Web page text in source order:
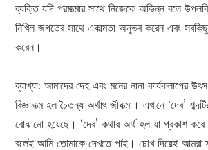
ব্যক্তি যদি পরমাত্মার সাথে নিজেকে অভিন্ন বলে
নিখিল জগতের সাথে একাত্মতা অনুভব করেন এবং
করেন।
ব্যাখ্যা: আমাদের দেহ এবং মনের নানা কার্যকলাপের
বিজ্ঞানাত্ম হল চৈতন্য অর্থাৎ জীবাত্মা। এখানে ‘দেব’
বোঝানো হয়েছে। ‘দেব’ কথার অর্থ হল যা প্রকাশ
বলেই আমি তোমাকে দেখতে পাই। চোখ দিয়েই আমরা